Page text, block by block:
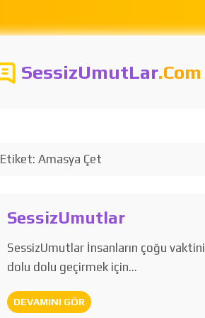
SessizUmutLar.Com
Etiket:Amasya Çet
SessizUmutlar
SessizUmutlar İnsanların çoğu vaktini
dolu dolu geçirmek için…
DEVAMINI GÖR